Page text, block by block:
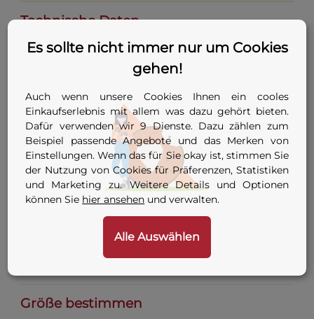
Technische Daten
Merkmal Wert
Design 4-Panel mit Flachnähten
Passform
Tief — sitzt bis Ohrmitte, bedeckt
gesamten Hinterkopf
Farben Weiß, Schwarz
53–64 / 6 5/8–8
Maschinenwaschbar, keine
Größe bestimmen
Es sollte nicht immer nur um Cookies
gehen!
Auch wenn unsere Cookies Ihnen ein cooles
Einkaufserlebnis mit allem was dazu gehört bieten.
Dafür verwenden wir 9 Dienste. Dazu zählen zum
Beispiel passende Angebote und das Merken von
Einstellungen. Wenn das für Sie okay ist, stimmen Sie
der Nutzung von Cookies für Präferenzen, Statistiken
und Marketing zu. Weitere Details und Optionen
können Sie hier ansehen und verwalten.
Alle Auswählen